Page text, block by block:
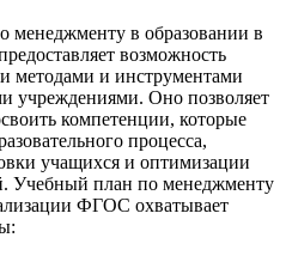
в образовании в
возможность
методами и инструментами
учреждениями. Оно позволяет
компетенции, которые
процесса,
учащихся и оптимизации
Учебный план по менеджменту
ФГОС охватывает